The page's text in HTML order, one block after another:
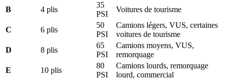
B 4 plis
35
PSI
Voitures de tourisme
C 6 plis
50
PSI
Camions légers, VUS, certaines
voitures de tourisme
D
8 plis
65
PSI
Camions moyens, VUS,
remorquage
E
10 plis
80
PSI
Camions lourds, remorquage
lourd, commercial